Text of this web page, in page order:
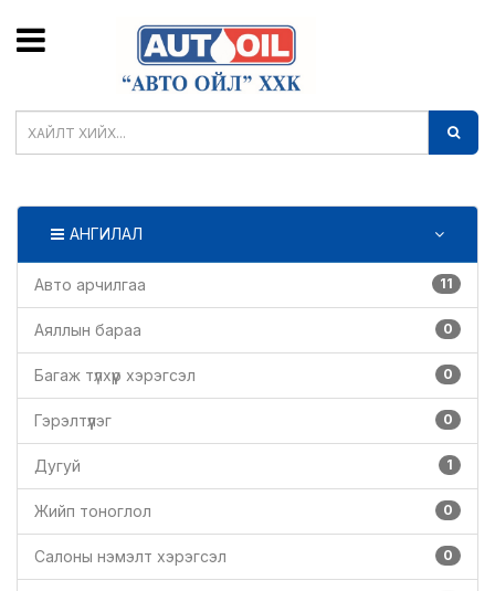
АНГИЛАЛ
Авто арчилгаа 11
Аяллын бараа 0
Багаж түлхүүр хэрэгсэл 0
Гэрэлтүүлэг 0
Дугуй 1
Жийп тоноглол 0
Салоны нэмэлт хэрэгсэл 0